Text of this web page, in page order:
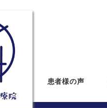
患者様の声